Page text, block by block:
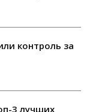
контроль за
3 лучших